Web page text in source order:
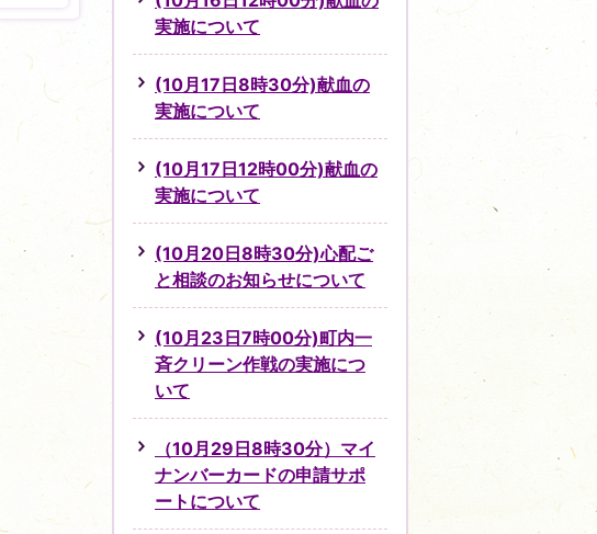
実施について
(10月17日8時30分)献血の
実施について
(10月17日12時00分)献血の
実施について
(10月20日8時30分)心配ご
と相談のお知らせについて
(10月23日7時00分)町内一
斉クリーン作戦の実施につ
いて
（10月29日8時30分）マイ
ナンバーカードの申請サポ
ートについて